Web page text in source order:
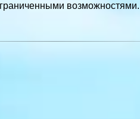
возможностями.